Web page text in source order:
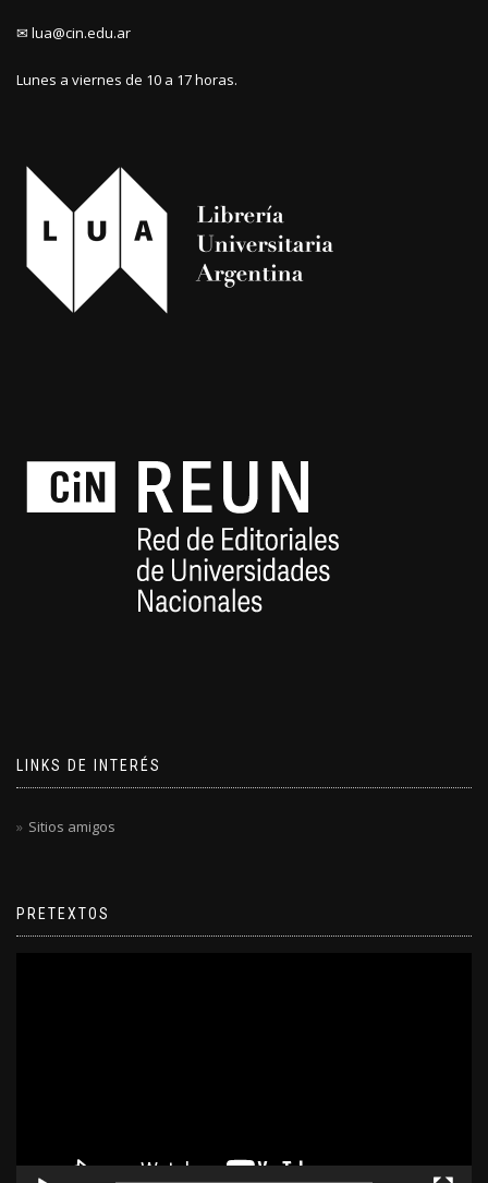
✉ lua@cin.edu.ar
Lunes a viernes de 10 a 17 horas.
LINKS DE INTERÉS
Sitios amigos
PRETEXTOS